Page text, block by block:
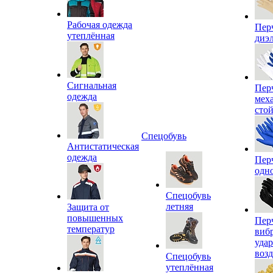
Рабочая одежда
утеплённая
Сигнальная
одежда
Антистатическая
одежда
Защита от
повышенных
температур
Спецобувь
Спецобувь
летняя
Спецобувь
утеплённая